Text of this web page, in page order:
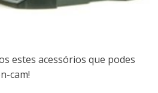
estes acessórios que podes
cam!